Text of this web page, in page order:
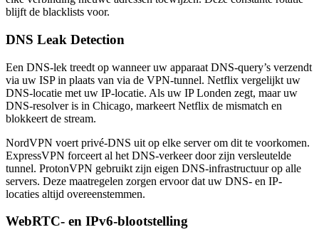
blijft de blacklists voor.
DNS Leak Detection
Een DNS-lek treedt op wanneer uw apparaat DNS-query’s verzendt
via uw ISP in plaats van via de VPN-tunnel. Netflix vergelijkt uw
DNS-locatie met uw IP-locatie. Als uw IP Londen zegt, maar uw
DNS-resolver is in Chicago, markeert Netflix de mismatch en
blokkeert de stream.
NordVPN voert privé-DNS uit op elke server om dit te voorkomen.
ExpressVPN forceert al het DNS-verkeer door zijn versleutelde
tunnel. ProtonVPN gebruikt zijn eigen DNS-infrastructuur op alle
servers. Deze maatregelen zorgen ervoor dat uw DNS- en IP-
locaties altijd overeenstemmen.
WebRTC- en IPv6-blootstelling